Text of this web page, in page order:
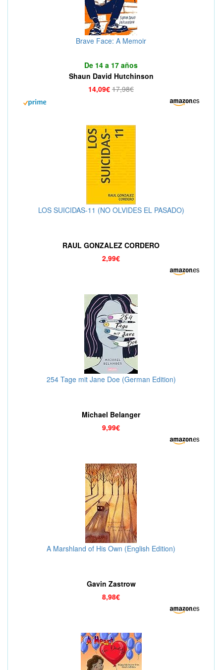
Brave Face: A Memoir
De 14 a 17 años
Shaun David Hutchinson
14,09€ 17,98€
LOS SUICIDAS-11 (NO OLVIDES EL PASADO)
RAUL GONZALEZ CORDERO
2,99€
254 Tage mit Jane Doe (German Edition)
Michael Belanger
9,99€
A Marshland of His Own (English Edition)
Gavin Zastrow
8,98€